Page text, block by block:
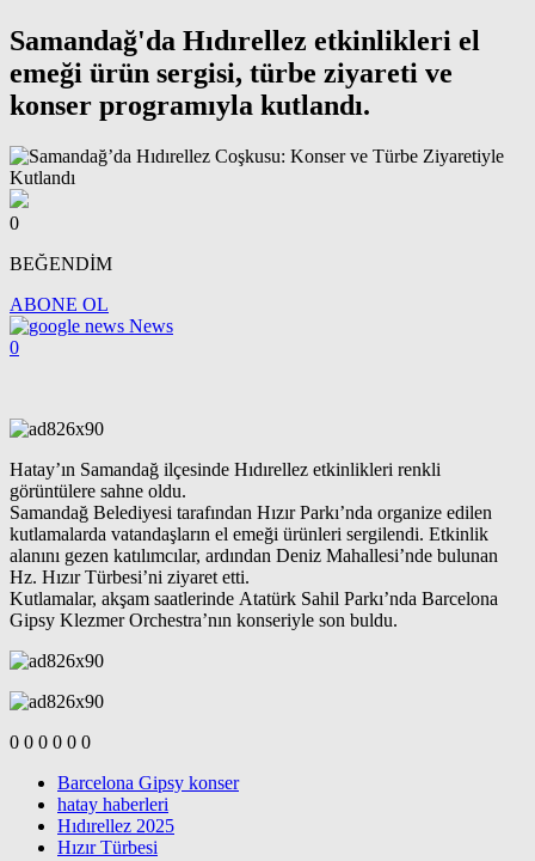
Samandağ'da Hıdırellez etkinlikleri el
emeği ürün sergisi, türbe ziyareti ve
konser programıyla kutlandı.
0
BEĞENDİM
ABONE OL
News
0
Hatay’ın Samandağ ilçesinde Hıdırellez etkinlikleri renkli
görüntülere sahne oldu.
Samandağ Belediyesi tarafından Hızır Parkı’nda organize edilen
kutlamalarda vatandaşların el emeği ürünleri sergilendi. Etkinlik
alanını gezen katılımcılar, ardından Deniz Mahallesi’nde bulunan
Hz. Hızır Türbesi’ni ziyaret etti.
Kutlamalar, akşam saatlerinde Atatürk Sahil Parkı’nda Barcelona
Gipsy Klezmer Orchestra’nın konseriyle son buldu.
meyvidal.com
0 0 0 0 0 0
Barcelona Gipsy konser
hatay haberleri
Hıdırellez 2025
Hızır Türbesi